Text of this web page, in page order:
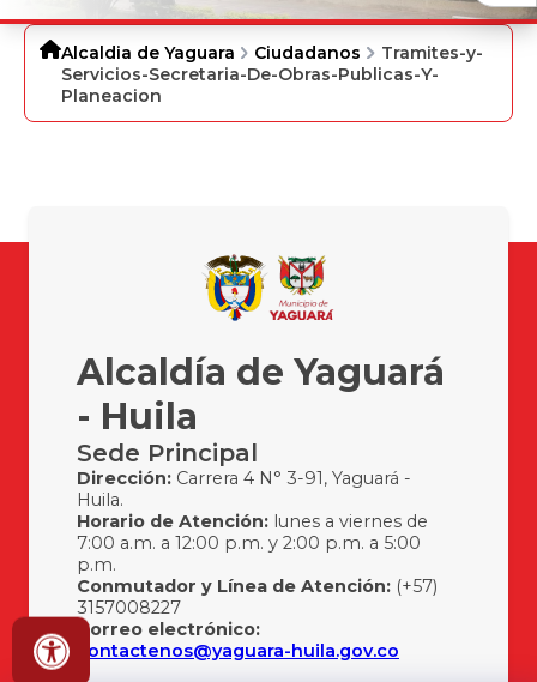
Alcaldia de Yaguara Ciudadanos
Tramites-y-
Servicios-Secretaria-De-Obras-Publicas-Y-
Planeacion
Alcaldía de Yaguará
- Huila
Sede Principal
Dirección: Carrera 4 N° 3-91, Yaguará -
Huila.
Horario de Atención: lunes a viernes de
7:00 a.m. a 12:00 p.m. y 2:00 p.m. a 5:00
p.m.
Conmutador y Línea de Atención: (+57)
3157008227
Correo electrónico:
contactenos@yaguara-huila.gov.co